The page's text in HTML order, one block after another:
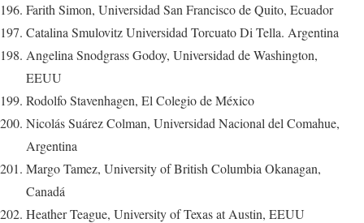
Farith Simon, Universidad San Francisco de Quito, Ecuador
Catalina Smulovitz Universidad Torcuato Di Tella. Argentina
Angelina Snodgrass Godoy, Universidad de Washington,
EEUU
Rodolfo Stavenhagen, El Colegio de México
Nicolás Suárez Colman, Universidad Nacional del Comahue,
Argentina
Margo Tamez, University of British Columbia Okanagan,
Canadá
Heather Teague, University of Texas at Austin, EEUU